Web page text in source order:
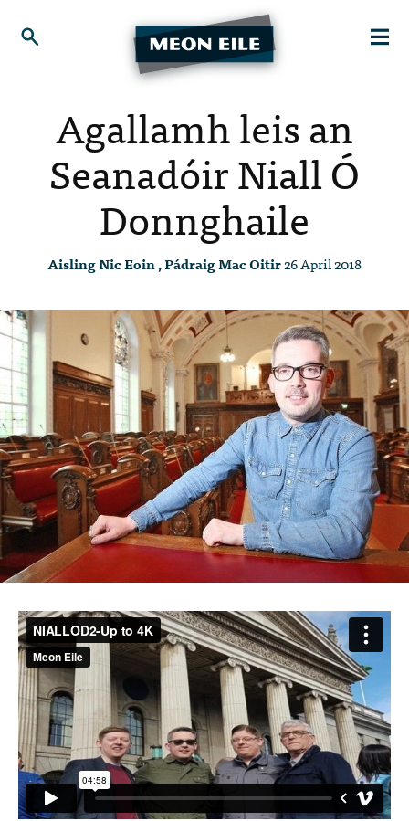
Agallamh leis an
Seanadóir Niall Ó
Donnghaile
Aisling Nic Eoin , Pádraig Mac Oitir26 April 2018